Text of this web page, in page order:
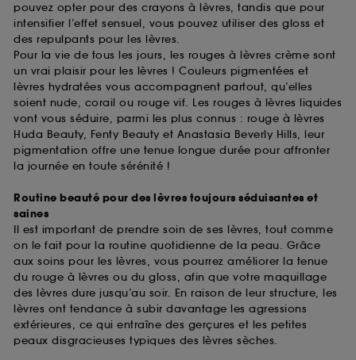
pouvez opter pour des crayons à lèvres, tandis que pour
intensifier l’effet sensuel, vous pouvez utiliser des gloss et
des repulpants pour les lèvres.
Pour la vie de tous les jours, les rouges à lèvres crème sont
un vrai plaisir pour les lèvres ! Couleurs pigmentées et
lèvres hydratées vous accompagnent partout, qu’elles
soient nude, corail ou rouge vif. Les rouges à lèvres liquides
vont vous séduire, parmi les plus connus : rouge à lèvres
Huda Beauty, Fenty Beauty et Anastasia Beverly Hills, leur
pigmentation offre une tenue longue durée pour affronter
la journée en toute sérénité !
Routine beauté pour des lèvres toujours séduisantes et
saines
Il est important de prendre soin de ses lèvres, tout comme
on le fait pour la routine quotidienne de la peau. Grâce
aux soins pour les lèvres, vous pourrez améliorer la tenue
du rouge à lèvres ou du gloss, afin que votre maquillage
des lèvres dure jusqu’au soir. En raison de leur structure, les
lèvres ont tendance à subir davantage les agressions
extérieures, ce qui entraîne des gerçures et les petites
peaux disgracieuses typiques des lèvres sèches.